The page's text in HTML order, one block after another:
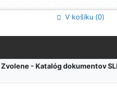
V košíku (0)
- Katalóg dokumentov